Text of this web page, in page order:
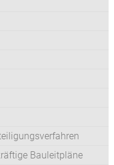
Bauleitpläne